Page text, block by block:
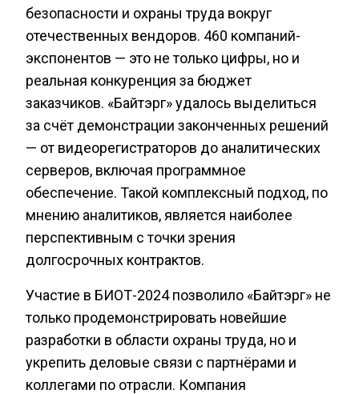
безопасности и охраны труда вокруг
отечественных вендоров. 460 компаний-
экспонентов — это не только цифры, но и
реальная конкуренция за бюджет
заказчиков. «Байтэрг» удалось выделиться
за счёт демонстрации законченных решений
— от видеорегистраторов до аналитических
серверов, включая программное
обеспечение. Такой комплексный подход, по
мнению аналитиков, является наиболее
перспективным с точки зрения
долгосрочных контрактов.
Участие в БИОТ-2024 позволило «Байтэрг» не
только продемонстрировать новейшие
разработки в области охраны труда, но и
укрепить деловые связи с партнёрами и
коллегами по отрасли. Компания